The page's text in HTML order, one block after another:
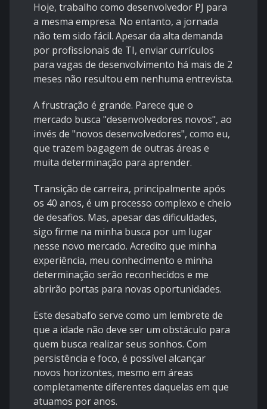
Hoje, trabalho como desenvolvedor PJ para
a mesma empresa. No entanto, a jornada
não tem sido fácil. Apesar da alta demanda
por profissionais de TI, enviar currículos
para vagas de desenvolvimento há mais de 2
meses não resultou em nenhuma entrevista.
A frustração é grande. Parece que o
mercado busca "desenvolvedores novos", ao
invés de "novos desenvolvedores", como eu,
que trazem bagagem de outras áreas e
muita determinação para aprender.
Transição de carreira, principalmente após
os 40 anos, é um processo complexo e cheio
de desafios. Mas, apesar das dificuldades,
sigo firme na minha busca por um lugar
nesse novo mercado. Acredito que minha
experiência, meu conhecimento e minha
determinação serão reconhecidos e me
abrirão portas para novas oportunidades.
Este desabafo serve como um lembrete de
que a idade não deve ser um obstáculo para
quem busca realizar seus sonhos. Com
persistência e foco, é possível alcançar
novos horizontes, mesmo em áreas
completamente diferentes daquelas em que
atuamos por anos.